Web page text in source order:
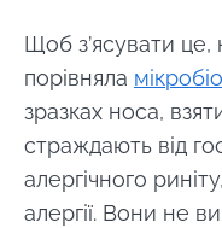
Щоб з’ясувати це,
порівняла
зразках носа,
страждають від
алергічного
алергії. Вони не